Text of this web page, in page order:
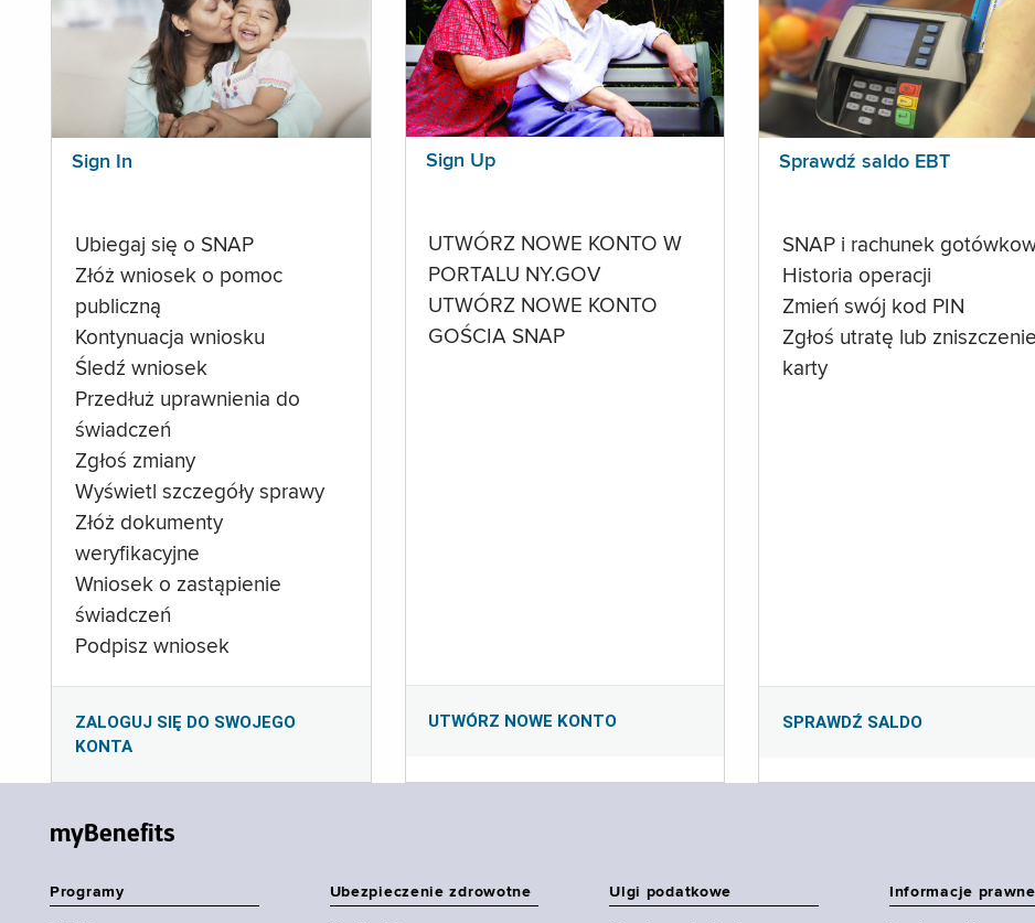
Sign In
Ubiegaj się o SNAP
Złóż wniosek o pomoc
publiczną
Kontynuacja wniosku
Śledź wniosek
Przedłuż uprawnienia do
świadczeń
Zgłoś zmiany
Wyświetl szczegóły sprawy
Złóż dokumenty
weryfikacyjne
Wniosek o zastąpienie
świadczeń
Podpisz wniosek
ZALOGUJ SIĘ DO SWOJEGO
KONTA
Sign Up
UTWÓRZ NOWE KONTO W
PORTALU NY.GOV
UTWÓRZ NOWE KONTO
GOŚCIA SNAP
UTWÓRZ NOWE KONTO
Sprawdź saldo EBT
SNAP i rachunek
Historia operacji
Zmień swój kod PIN
Zgłoś utratę lub zniszczenie
karty
SPRAWDŹ SALDO
myBenefits
Programy Ubezpieczenie zdrowotne Ulgi podatkowe Informacje prawne